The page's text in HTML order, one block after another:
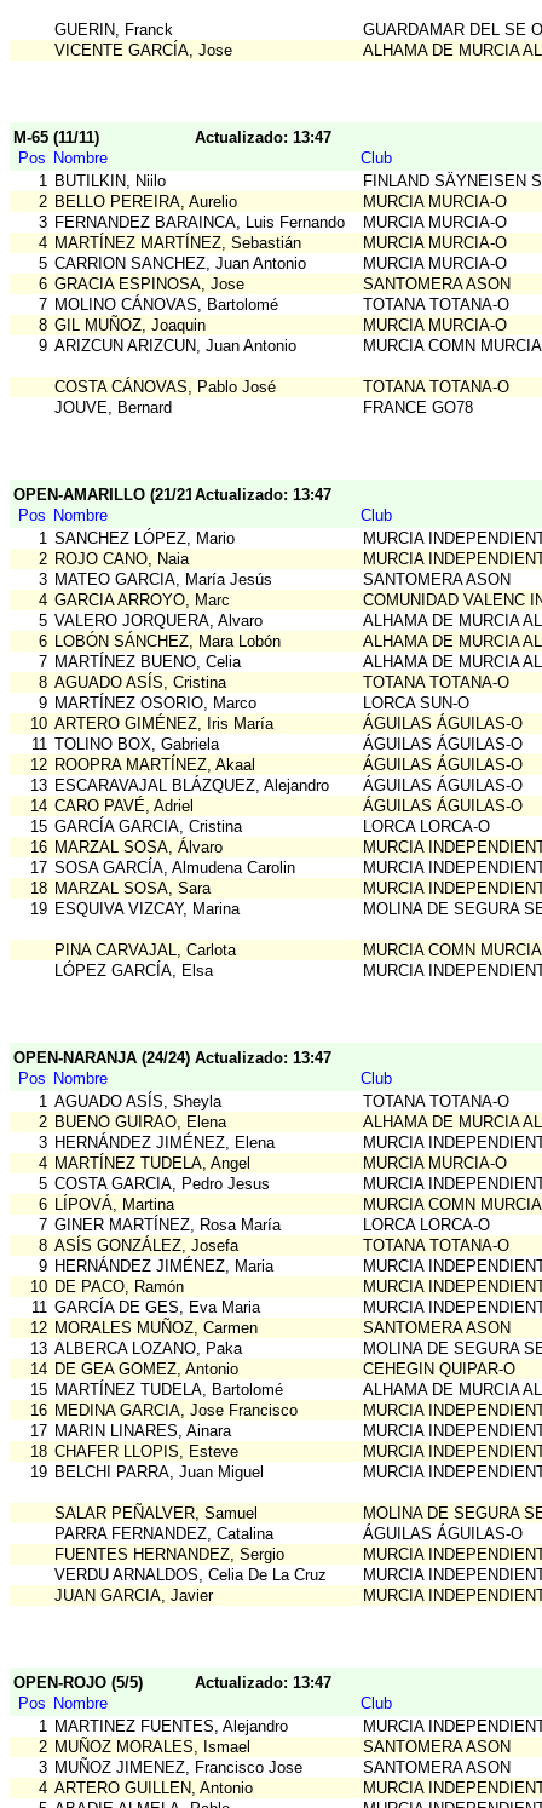
GUERIN, Franck
GUARDAMAR DEL SE
VICENTE GARCÍA, Jose
ALHAMA DE MURCIA
M-65 (11/11)
Actualizado: 13:47
Pos Nombre
Club
1 BUTILKIN, Niilo
FINLAND SÄYNEISEN
2 BELLO PEREIRA, Aurelio
MURCIA MURCIA-O
3 FERNANDEZ BARAINCA, Luis Fernando
MURCIA MURCIA-O
4 MARTÍNEZ MARTÍNEZ, Sebastián
MURCIA MURCIA-O
5 CARRION SANCHEZ, Juan Antonio
MURCIA MURCIA-O
6 GRACIA ESPINOSA, Jose
SANTOMERA ASON
7 MOLINO CÁNOVAS, Bartolomé
TOTANA TOTANA-O
8 GIL MUÑOZ, Joaquin
MURCIA MURCIA-O
9 ARIZCUN ARIZCUN, Juan Antonio MURCIA COMN MURCIA
COSTA CÁNOVAS, Pablo José
TOTANA TOTANA-O
JOUVE, Bernard
FRANCE GO78
OPEN-AMARILLO (21/21)Actualizado: 13:47
Pos Nombre
Club
1 SANCHEZ LÓPEZ, Mario
MURCIA
2 ROJO CANO, Naia
MURCIA
3 MATEO GARCIA, María Jesús
SANTOMERA ASON
4 GARCIA ARROYO, Marc
COMUNIDAD VALENC
5 VALERO JORQUERA, Alvaro
ALHAMA DE MURCIA
6 LOBÓN SÁNCHEZ, Mara Lobón
ALHAMA DE MURCIA
7 MARTÍNEZ BUENO, Celia
ALHAMA DE MURCIA
8 AGUADO ASÍS, Cristina
TOTANA TOTANA-O
9 MARTÍNEZ OSORIO, Marco
LORCA SUN-O
10 ARTERO GIMÉNEZ, Iris María
ÁGUILAS ÁGUILAS-O
11 TOLINO BOX, Gabriela
ÁGUILAS ÁGUILAS-O
12 ROOPRA MARTÍNEZ, Akaal
ÁGUILAS ÁGUILAS-O
13 ESCARAVAJAL BLÁZQUEZ, Alejandro
ÁGUILAS ÁGUILAS-O
14 CARO PAVÉ, Adriel
ÁGUILAS ÁGUILAS-O
15 GARCÍA GARCIA, Cristina
LORCA LORCA-O
16 MARZAL SOSA, Álvaro
MURCIA
17 SOSA GARCÍA, Almudena Carolin
MURCIA
18 MARZAL SOSA, Sara
MURCIA
19 ESQUIVA VIZCAY, Marina MOLINA DE SEGURA
PINA CARVAJAL, Carlota
MURCIA COMN MURCIA
LÓPEZ GARCÍA, Elsa
MURCIA
OPEN-NARANJA (24/24) Actualizado: 13:47
Pos Nombre
Club
1 AGUADO ASÍS, Sheyla
TOTANA TOTANA-O
2 BUENO GUIRAO, Elena
ALHAMA DE MURCIA
3 HERNÁNDEZ JIMÉNEZ, Elena
MURCIA
4 MARTÍNEZ TUDELA, Angel
MURCIA MURCIA-O
5 COSTA GARCIA, Pedro Jesus
MURCIA
6 LÍPOVÁ, Martina
MURCIA COMN MURCIA
7 GINER MARTÍNEZ, Rosa María
LORCA LORCA-O
8 ASÍS GONZÁLEZ, Josefa
TOTANA TOTANA-O
9 HERNÁNDEZ JIMÉNEZ, Maria
MURCIA
10 DE PACO, Ramón
MURCIA
11 GARCÍA DE GES, Eva Maria
MURCIA
12 MORALES MUÑOZ, Carmen
SANTOMERA ASON
13 ALBERCA LOZANO, Paka
MOLINA DE SEGURA
14 DE GEA GOMEZ, Antonio
CEHEGIN QUIPAR-O
15 MARTÍNEZ TUDELA, Bartolomé
ALHAMA DE MURCIA
16 MEDINA GARCIA, Jose Francisco
MURCIA
17 MARIN LINARES, Ainara
MURCIA
18 CHAFER LLOPIS, Esteve
MURCIA
19 BELCHI PARRA, Juan Miguel MURCIA
SALAR PEÑALVER, Samuel
MOLINA DE SEGURA
PARRA FERNANDEZ, Catalina
ÁGUILAS ÁGUILAS-O
FUENTES HERNANDEZ, Sergio
MURCIA
VERDU ARNALDOS, Celia De La Cruz
MURCIA
JUAN GARCIA, Javier
MURCIA
OPEN-ROJO (5/5)
Actualizado: 13:47
Pos Nombre
Club
1 MARTINEZ FUENTES, Alejandro
MURCIA
2 MUÑOZ MORALES, Ismael
SANTOMERA ASON
3 MUÑOZ JIMENEZ, Francisco Jose
SANTOMERA ASON
4 ARTERO GUILLEN, Antonio
MURCIA